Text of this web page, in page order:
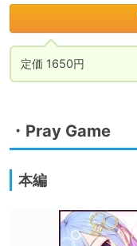
定価 1650円
・Pray Game
本編